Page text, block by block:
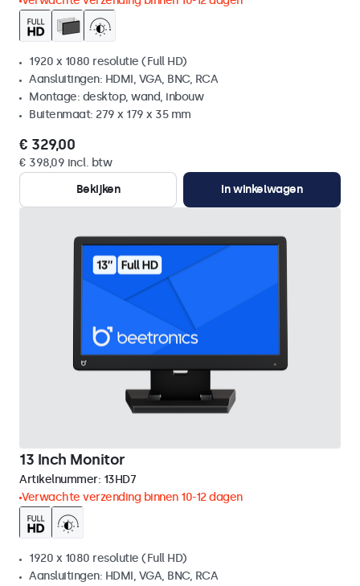
1920 x 1080 resolutie (Full HD)
Aansluitingen: HDMI, VGA, BNC, RCA
Montage: desktop, wand, inbouw
Buitenmaat: 279 x 179 x 35 mm
€ 329,00
€ 398,09 incl. btw
Bekijken
In winkelwagen
13 Inch Monitor
Artikelnummer: 13HD7
Verwachte verzending binnen 10-12 dagen
1920 x 1080 resolutie (Full HD)
Aansluitingen: HDMI, VGA, BNC, RCA